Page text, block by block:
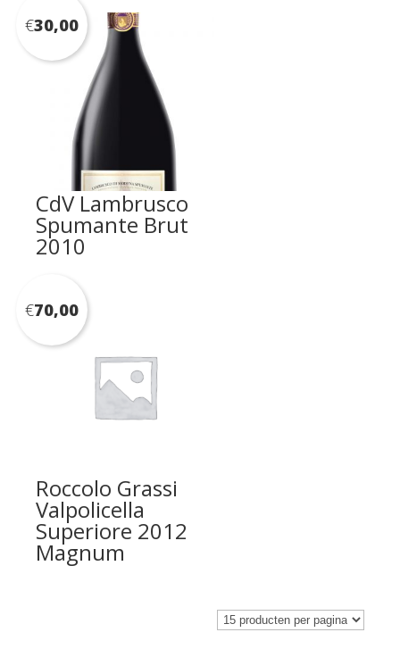
CdV Lambrusco
Spumante Brut
2010
€30,00
Roccolo Grassi
Valpolicella
Superiore 2012
Magnum
€70,00